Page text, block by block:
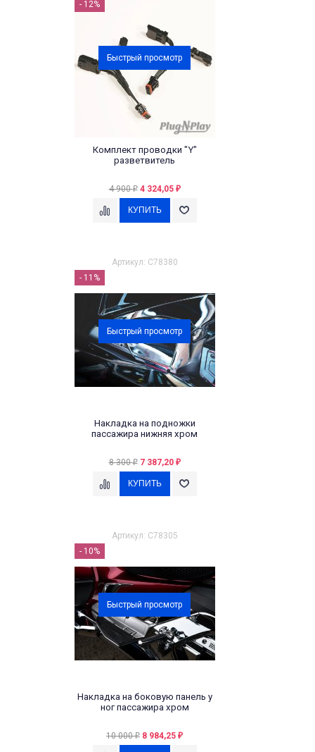
- 12%
Быстрый просмотр
Комплект проводки "Y"
разветвитель
4 900₽ 4 324,05 ₽
Артикул: C78380
- 11%
Быстрый просмотр
Накладка на подножки
пассажира нижняя хром
8 300₽ 7 387,20 ₽
Артикул: C78305
- 10%
Быстрый просмотр
Накладка на боковую панель у
ног пассажира хром
10 000₽ 8 984,25 ₽